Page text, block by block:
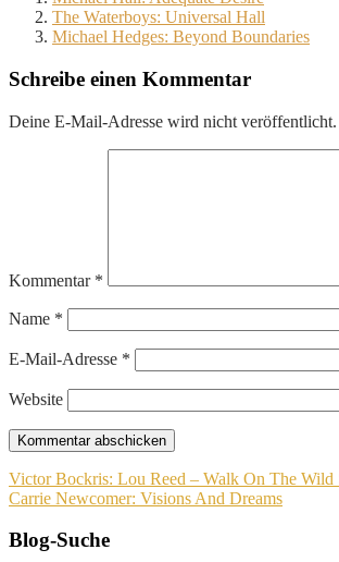
The Waterboys: Universal Hall
Michael Hedges: Beyond Boundaries
Schreibe einen Kommentar
Deine E-Mail-Adresse wird nicht veröffentlicht.
Kommentar *
Name *
E-Mail-Adresse *
Website
Beitragsnavigation
Victor Bockris: Lou Reed – Walk On The Wild
Carrie Newcomer: Visions And Dreams
Blog-Suche